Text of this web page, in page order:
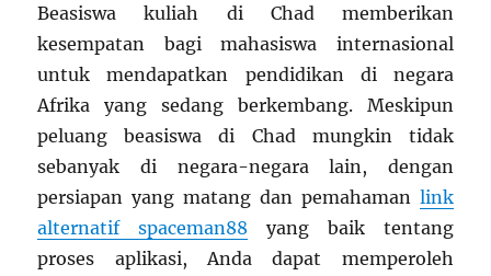
Beasiswa kuliah di Chad memberikan
kesempatan bagi mahasiswa internasional
untuk mendapatkan pendidikan di negara
Afrika yang sedang berkembang. Meskipun
peluang beasiswa di Chad mungkin tidak
sebanyak di negara-negara lain, dengan
persiapan yang matang dan pemahaman link
alternatif spaceman88 yang baik tentang
proses aplikasi, Anda dapat memperoleh